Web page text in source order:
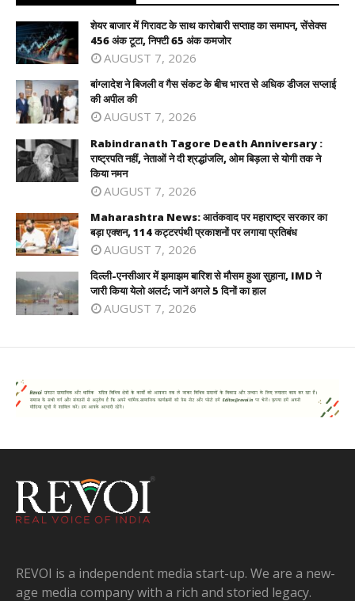
शेयर बाजार में गिरावट के साथ कारोबारी सप्ताह का समापन, सेंसेक्स
456 अंक टूटा, निफ्टी 65 अंक कमजोर
AUGUST 7, 2026
बांग्लादेश ने बिजली व गैस संकट के बीच भारत से अधिक डीजल सप्लाई
की अपील की
AUGUST 7, 2026
Rabindranath Tagore Death Anniversary :
राष्ट्रपति नहीं, नेताओं ने दी श्रद्धांजलि, ओम बिड़ला से योगी तक ने
किया नमन
AUGUST 7, 2026
Maharashtra News: आतंकवाद पर महाराष्ट्र सरकार का
बड़ा एक्शन, 114 कट्टरपंथी प्रकाशनों पर लगाया प्रतिबंध
AUGUST 7, 2026
दिल्ली-एनसीआर में झमाझम बारिश से मौसम हुआ सुहाना, IMD ने
जारी किया येलो अलर्ट; जानें अगले 5 दिनों का हाल
AUGUST 7, 2026
REVOI is a independent media start-up. We are a new-
age media company with a rich and storied legacy.